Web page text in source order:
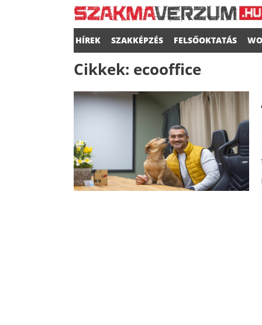
HÍREK SZAKKÉPZÉS FELSŐOKTATÁS
Cikkek: ecooffice